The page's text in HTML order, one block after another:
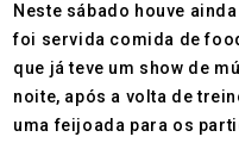
Neste sábado houve
foi servida comida de
que já teve um show de
noite, após a volta de
uma feijoada para os